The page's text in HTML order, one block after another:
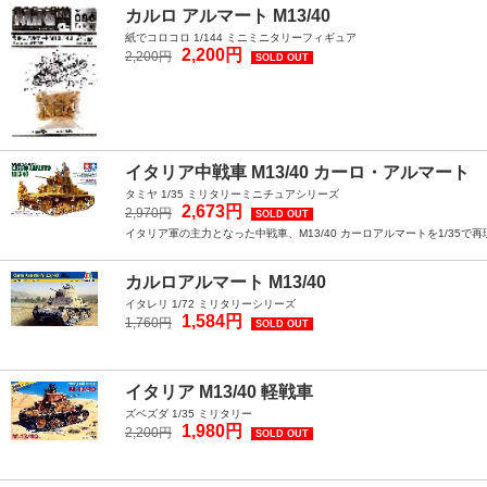
カルロ アルマート M13/40
紙でコロコロ 1/144 ミニミニタリーフィギュア
2,200円 2,200円 SOLD OUT
イタリア中戦車 M13/40 カーロ・アルマート
タミヤ 1/35 ミリタリーミニチュアシリーズ
2,970円 2,673円 SOLD OUT
イタリア軍の主力となった中戦車、M13/40 カーロアルマートを1/35で
カルロアルマート M13/40
イタレリ 1/72 ミリタリーシリーズ
1,760円 1,584円 SOLD OUT
イタリア M13/40 軽戦車
ズベズダ 1/35 ミリタリー
2,200円 1,980円 SOLD OUT